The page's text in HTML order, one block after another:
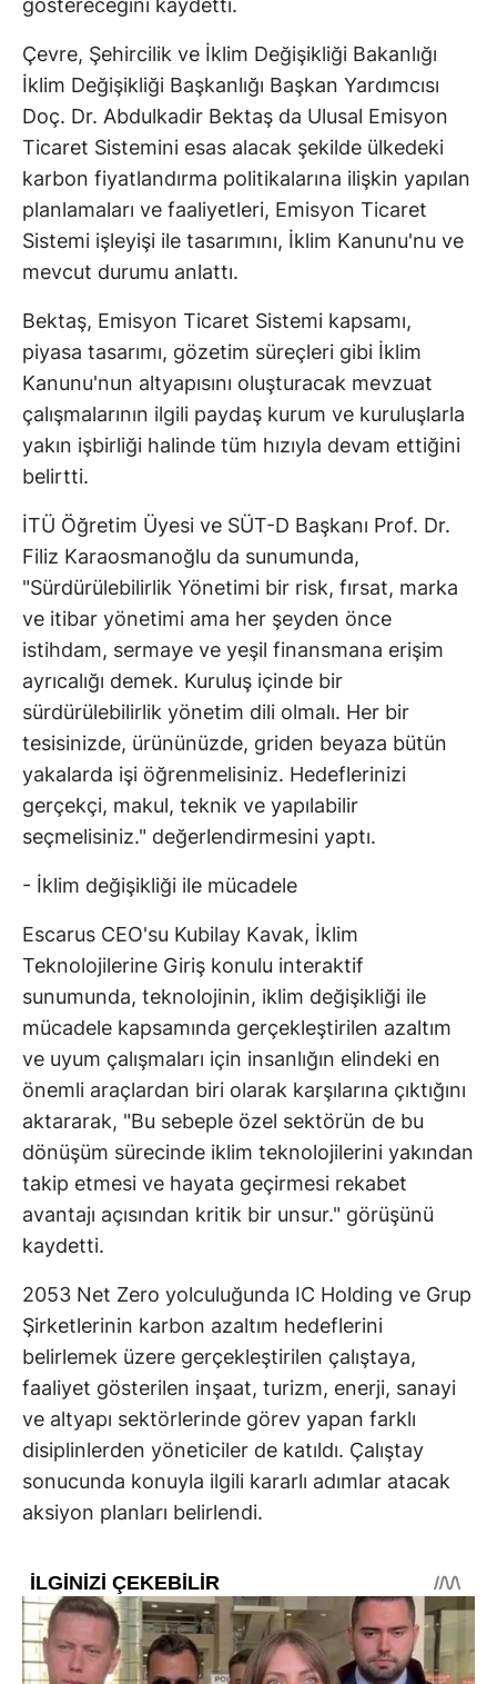
göstereceğini kaydetti.
Çevre, Şehircilik ve İklim Değişikliği Bakanlığı
İklim Değişikliği Başkanlığı Başkan Yardımcısı
Doç. Dr. Abdulkadir Bektaş da Ulusal Emisyon
Ticaret Sistemini esas alacak şekilde ülkedeki
karbon fiyatlandırma politikalarına ilişkin yapılan
planlamaları ve faaliyetleri, Emisyon Ticaret
Sistemi işleyişi ile tasarımını, İklim Kanunu'nu ve
mevcut durumu anlattı.
Bektaş, Emisyon Ticaret Sistemi kapsamı,
piyasa tasarımı, gözetim süreçleri gibi İklim
Kanunu'nun altyapısını oluşturacak mevzuat
çalışmalarının ilgili paydaş kurum ve kuruluşlarla
yakın işbirliği halinde tüm hızıyla devam ettiğini
belirtti.
İTÜ Öğretim Üyesi ve SÜT-D Başkanı Prof. Dr.
Filiz Karaosmanoğlu da sunumunda,
"Sürdürülebilirlik Yönetimi bir risk, fırsat, marka
ve itibar yönetimi ama her şeyden önce
istihdam, sermaye ve yeşil finansmana erişim
ayrıcalığı demek. Kuruluş içinde bir
sürdürülebilirlik yönetim dili olmalı. Her bir
tesisinizde, ürününüzde, griden beyaza bütün
yakalarda işi öğrenmelisiniz. Hedeflerinizi
gerçekçi, makul, teknik ve yapılabilir
seçmelisiniz." değerlendirmesini yaptı.
- İklim değişikliği ile mücadele
Escarus CEO'su Kubilay Kavak, İklim
Teknolojilerine Giriş konulu interaktif
sunumunda, teknolojinin, iklim değişikliği ile
mücadele kapsamında gerçekleştirilen azaltım
ve uyum çalışmaları için insanlığın elindeki en
önemli araçlardan biri olarak karşılarına çıktığını
aktararak, "Bu sebeple özel sektörün de bu
dönüşüm sürecinde iklim teknolojilerini yakından
takip etmesi ve hayata geçirmesi rekabet
avantajı açısından kritik bir unsur." görüşünü
kaydetti.
2053 Net Zero yolculuğunda IC Holding ve Grup
Şirketlerinin karbon azaltım hedeflerini
belirlemek üzere gerçekleştirilen çalıştaya,
faaliyet gösterilen inşaat, turizm, enerji, sanayi
ve altyapı sektörlerinde görev yapan farklı
disiplinlerden yöneticiler de katıldı. Çalıştay
sonucunda konuyla ilgili kararlı adımlar atacak
aksiyon planları belirlendi.